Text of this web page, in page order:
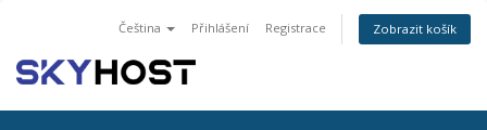
Čeština Přihlášení Registrace Zobrazit košík